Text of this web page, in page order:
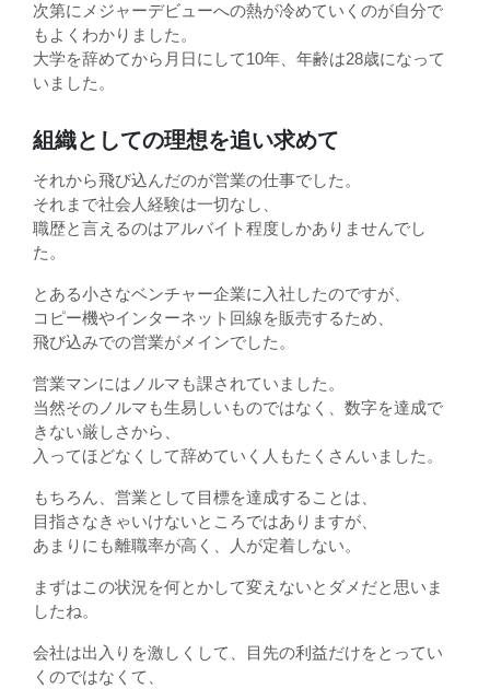
次第にメジャーデビューへの熱が冷めていくのが自分で
もよくわかりました。
大学を辞めてから月日にして10年、年齢は28歳になって
いました。
組織としての理想を追い求めて
それから飛び込んだのが営業の仕事でした。
それまで社会人経験は一切なし、
職歴と言えるのはアルバイト程度しかありませんでし
た。
とある小さなベンチャー企業に入社したのですが、
コピー機やインターネット回線を販売するため、
飛び込みでの営業がメインでした。
営業マンにはノルマも課されていました。
当然そのノルマも生易しいものではなく、数字を達成で
きない厳しさから、
入ってほどなくして辞めていく人もたくさんいました。
もちろん、営業として目標を達成することは、
目指さなきゃいけないところではありますが、
あまりにも離職率が高く、人が定着しない。
まずはこの状況を何とかして変えないとダメだと思いま
したね。
会社は出入りを激しくして、目先の利益だけをとってい
くのではなくて、